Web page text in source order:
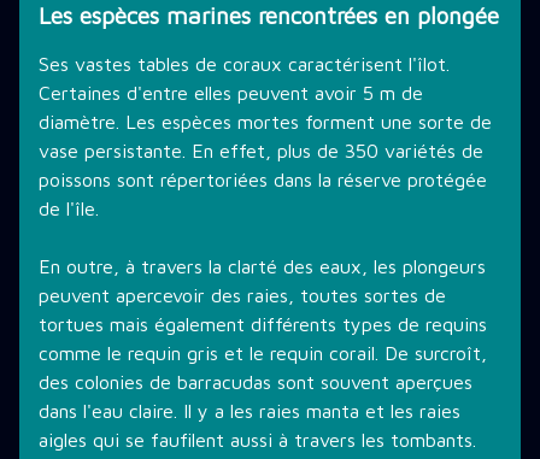
Les espèces marines rencontrées en plongée
Ses vastes tables de coraux caractérisent l'îlot.
Certaines d'entre elles peuvent avoir 5 m de
diamètre. Les espèces mortes forment une sorte de
vase persistante. En effet, plus de 350 variétés de
poissons sont répertoriées dans la réserve protégée
de l'île.
En outre, à travers la clarté des eaux, les plongeurs
peuvent apercevoir des raies, toutes sortes de
tortues mais également différents types de requins
comme le requin gris et le requin corail. De surcroît,
des colonies de barracudas sont souvent aperçues
dans l'eau claire. Il y a les raies manta et les raies
aigles qui se faufilent aussi à travers les tombants.